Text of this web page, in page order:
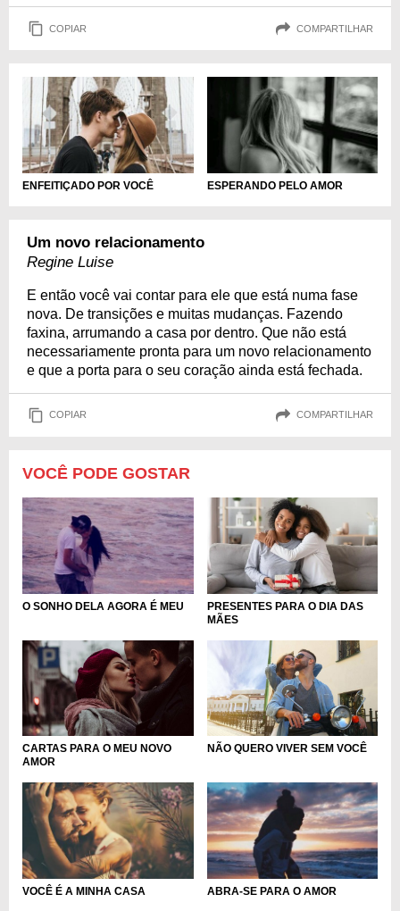
COPIAR COMPARTILHAR
ENFEITIÇADO POR VOCÊ ESPERANDO PELO AMOR
Um novo relacionamento
Regine Luise
E então você vai contar para ele que está numa fase
nova. De transições e muitas mudanças. Fazendo
faxina, arrumando a casa por dentro. Que não está
necessariamente pronta para um novo relacionamento
e que a porta para o seu coração ainda está fechada.
COPIAR COMPARTILHAR
VOCÊ PODE GOSTAR
O SONHO DELA AGORA É MEU
PRESENTES PARA O DIA DAS
MÃES
CARTAS PARA O MEU NOVO
AMOR
NÃO QUERO VIVER SEM VOCÊ
VOCÊ É A MINHA CASA ABRA-SE PARA O AMOR